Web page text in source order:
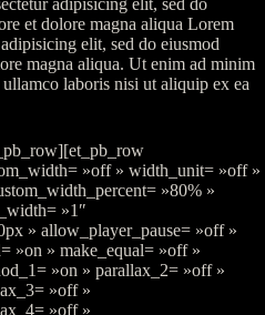
adipisicing elit, sed do
et dolore magna aliqua Lorem
elit, sed do eiusmod
magna aliqua. Ut enim ad minim
laboris nisi ut aliquip ex ea
»off » width_unit= »off »
»80% »
»1″
» allow_player_pause= »off »
»on » make_equal= »off »
»on » parallax_2= »off »
»off »
»off »